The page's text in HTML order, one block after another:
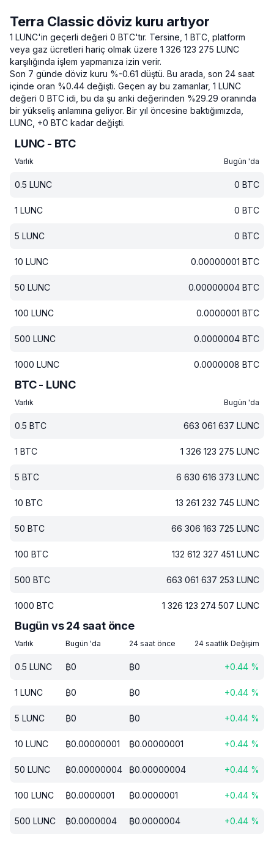
Terra Classic döviz kuru artıyor
1 LUNC'in geçerli değeri 0 BTC'tır. Tersine, 1 BTC, platform
veya gaz ücretleri hariç olmak üzere 1 326 123 275 LUNC
karşılığında işlem yapmanıza izin verir.
Son 7 günde döviz kuru %-0.61 düştü. Bu arada, son 24 saat
içinde oran %0.44 değişti. Geçen ay bu zamanlar, 1 LUNC
değeri 0 BTC idi, bu da şu anki değerinden %29.29 oranında
bir yükseliş anlamına geliyor. Bir yıl öncesine baktığımızda,
LUNC, +0 BTC kadar değişti.
LUNC - BTC
Varlık Bugün 'da
0.5 LUNC 0 BTC
1 LUNC 0 BTC
5 LUNC 0 BTC
10 LUNC 0.00000001 BTC
50 LUNC 0.00000004 BTC
100 LUNC 0.0000001 BTC
500 LUNC 0.0000004 BTC
1000 LUNC 0.0000008 BTC
BTC - LUNC
Varlık Bugün 'da
0.5 BTC 663 061 637 LUNC
1 BTC 1 326 123 275 LUNC
5 BTC 6 630 616 373 LUNC
10 BTC 13 261 232 745 LUNC
50 BTC 66 306 163 725 LUNC
100 BTC 132 612 327 451 LUNC
500 BTC 663 061 637 253 LUNC
1000 BTC 1 326 123 274 507 LUNC
Bugün vs 24 saat önce
Varlık Bugün 'da 24 saat önce 24 saatlik Değişim
0.5 LUNC ₿0 ₿0 +0.44 %
1 LUNC ₿0 ₿0 +0.44 %
5 LUNC ₿0 ₿0 +0.44 %
10 LUNC ₿0.00000001 ₿0.00000001 +0.44 %
50 LUNC ₿0.00000004 ₿0.00000004 +0.44 %
100 LUNC ₿0.0000001 ₿0.0000001 +0.44 %
500 LUNC ₿0.0000004 ₿0.0000004 +0.44 %